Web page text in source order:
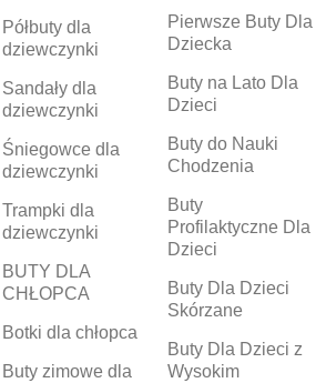
Półbuty dla
dziewczynki
Sandały dla
dziewczynki
Śniegowce dla
dziewczynki
Trampki dla
dziewczynki
BUTY DLA
CHŁOPCA
Botki dla chłopca
Buty zimowe dla
Pierwsze Buty Dla
Dziecka
Buty na Lato Dla
Dzieci
Buty do Nauki
Chodzenia
Buty
Profilaktyczne Dla
Dzieci
Buty Dla Dzieci
Skórzane
Buty Dla Dzieci z
Wysokim